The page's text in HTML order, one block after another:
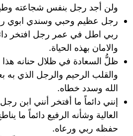
ولن أجد رجل بنفس شجاعته
رجل عظيم وحبي وسندي ابوي
ربي اطل في عمر رجل افتخر
والامان بهذه الحياة.
ظلُّ السعادة في ظلال حنانه هذا
والقلب الرحيم والرجل الذي به
الله وسدد خطاه.
إنني دائماً ما أفتخر أنني ابن
العالية وشأنه الرفيع دائماً ما
حفظه ربي ورعاه.